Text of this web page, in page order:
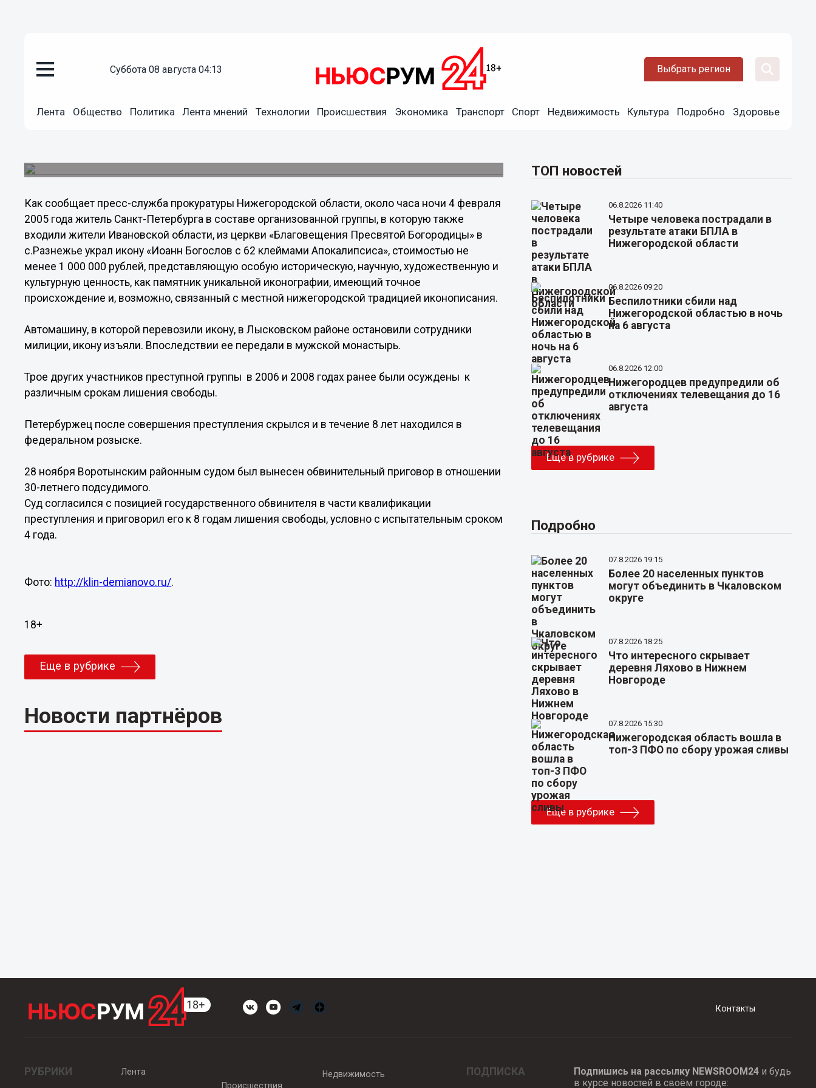
суббота 08 августа 04:13 Выбрать регион
Лента Общество Политика Лента мнений Технологии Происшествия Экономика Транспорт Спорт Недвижимость Культура Подробно Здоровье
Осужден гость Нижегородской области, похитивший
Как сообщает пресс-служба прокуратуры Нижегородской области, около часа ночи 4 февраля
2005 года житель Санкт-Петербурга в составе организованной группы, в которую также
входили жители Ивановской области, из церкви «Благовещения Пресвятой Богородицы» в
с.Разнежье украл икону «Иоанн Богослов с 62 клеймами Апокалипсиса», стоимостью не
менее 1 000 000 рублей, представляющую особую историческую, научную, художественную и
культурную ценность, как памятник уникальной иконографии, имеющий точное
происхождение и, возможно, связанный с местной нижегородской традицией иконописания.
Автомашину, в которой перевозили икону, в Лысковском районе остановили сотрудники
милиции, икону изъяли. Впоследствии ее передали в мужской монастырь.
Трое других участников преступной группы в 2006 и 2008 годах ранее были осуждены к
различным срокам лишения свободы.
Петербуржец после совершения преступления скрылся и в течение 8 лет находился в
федеральном розыске.
28 ноября Воротынским районным судом был вынесен обвинительный приговор в отношении
30-летнего подсудимого.
Суд согласился с позицией государственного обвинителя в части квалификации
преступления и приговорил его к 8 годам лишения свободы, условно с испытательным сроком
4 года.
Фото: http://klin-demianovo.ru/.
18+
Еще в рубрике
Новости партнёров
ТОП новостей
06.8.2026 11:40
Четыре человека пострадали в
результате атаки БПЛА в
Нижегородской области
06.8.2026 09:20
Беспилотники сбили над
Нижегородской областью в ночь
на 6 августа
06.8.2026 12:00
Нижегородцев предупредили об
отключениях телевещания до 16
августа
Еще в рубрике
Подробно
07.8.2026 19:15
Более 20 населенных пунктов
могут объединить в Чкаловском
округе
07.8.2026 18:25
Что интересного скрывает
деревня Ляхово в Нижнем
Новгороде
07.8.2026 15:30
Нижегородская область вошла в
топ-3 ПФО по сбору урожая сливы
Еще в рубрике
Контакты
РУБРИКИ
Лента
Происшествия
Недвижимость ПОДПИСКА Подпишись на рассылку NEWSROOM24и будь
в курсе новостей в своём городе: